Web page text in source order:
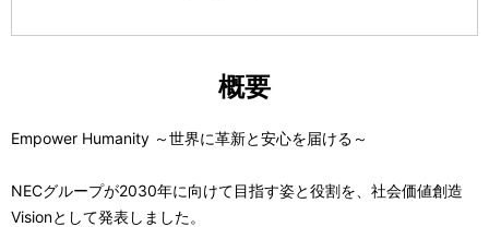
i
d
ふたつ目は「安心」
安全で信頼できるデジタルインフラで日本、そして世界を守
人々の未来への一歩を支え続けていく
ふたつの使命が果たされるとき、
私たちの人間らしさは、さらに強く輝き始める
概要
Empower Humanity ～世界に革新と安心を届ける～
NECグループが2030年に向けて目指す姿と役割を、社会価値創造
Visionとして発表しました。